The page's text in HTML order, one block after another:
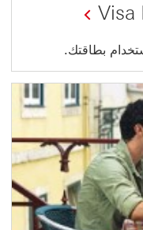
بطاقتك.